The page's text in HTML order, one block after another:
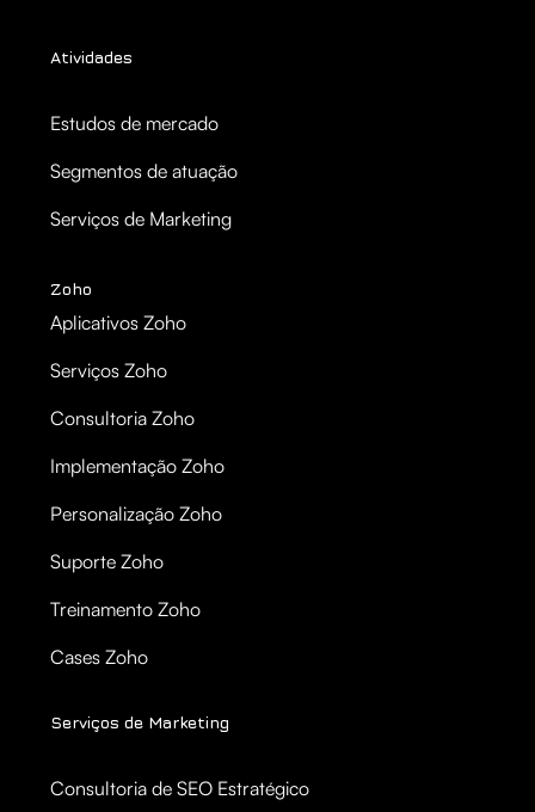
Atividades
Estudos de mercado
Segmentos de atuação
Serviços de Marketing
Zoho
Aplicativos Zoho
Serviços Zoho
Consultoria Zoho
Implementação Zoho
Personalização Zoho
Suporte Zoho
Treinamento Zoho
Cases Zoho
Serviços de Marketing
Consultoria de SEO Estratégico